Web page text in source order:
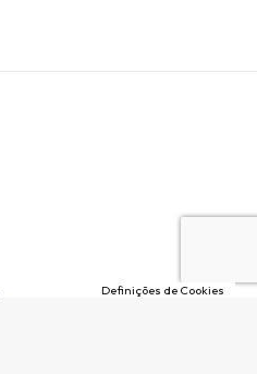
Definições de Cookies